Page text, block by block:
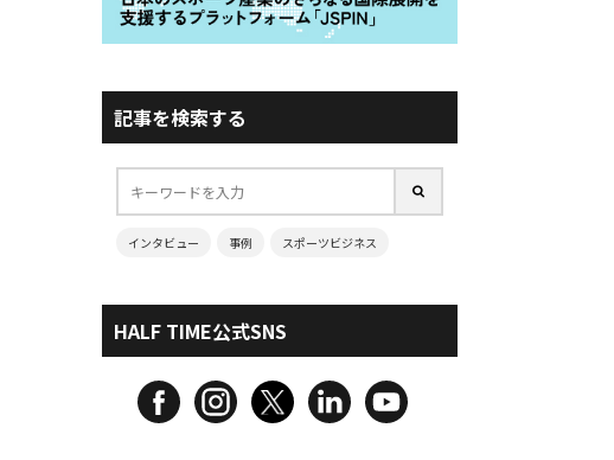
記事を検索する
インタビュー 事例 スポーツビジネス
HALF TIME公式SNS